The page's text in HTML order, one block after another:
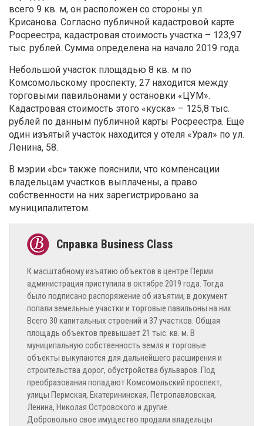
всего 9 кв. м, он расположен со стороны ул.
Крисанова. Согласно публичной кадастровой карте
Росреестра, кадастровая стоимость участка – 123,97
тыс. рублей. Сумма определена на начало 2019 года.
Небольшой участок площадью 8 кв. м по
Комсомольскому проспекту, 27 находится между
торговыми павильонами у остановки «ЦУМ».
Кадастровая стоимость этого «куска» – 125,8 тыс.
рублей по данным публичной карты Росреестра. Еще
один изъятый участок находится у отеля «Урал» по ул.
Ленина, 58.
В мэрии «bc» также пояснили, что компенсации
владельцам участков выплачены, а право
собственности на них зарегистрировано за
муниципалитетом.
К масштабному изъятию объектов в центре Перми
администрация приступила в октябре 2019 года. Тогда
было подписано распоряжение об изъятии, в документ
попали земельные участки и торговые павильоны на них.
Всего 30 капитальных строений и 37 участков. Общая
площадь объектов превышает 21 тыс. кв. м. В
муниципальную собственность земля и торговые
объекты выкупаются для дальнейшего расширения и
строительства дорог, обустройства бульваров. Под
преобразования попадают Комсомольский проспект,
улицы Пермская, Екатерининская, Петропавловская,
Ленина, Николая Островского и другие.
Добровольно свое имущество продали владельцы